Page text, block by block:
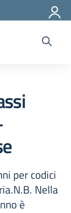
per codici
Nella
è